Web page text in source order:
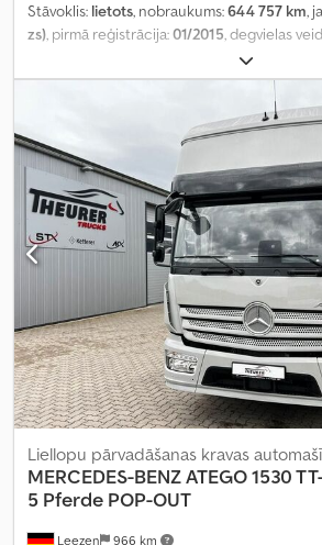
Stāvoklis: lietots, nobraukums:644 757 km,
zs), pirmā reģistrācija:01/2015, degvielas
, maksimālā kravnesība:
svars:26 000 kg, asu konfigurācija:6x2,
,
, pārnesuma veids:cits, emisijas klase:
sistēma:
, sēdvietu skaits: ,
krautuves garums:
7 220 mm, iekraušanas
mm, iekraušanas telpas augstums:2 050 mm
Aprīkojums: ABS, borta dators, centrālā
bloķētājs, elektroniskā stabilitātes
kondicionēšana, kruīza kontrole,
sakabe, stāvvietas sildītājs
Leezen 966 km
Liellopu pārvadāšanas kravas
MERCEDES-BENZATEGO 1530
5 Pferde POP-OUT